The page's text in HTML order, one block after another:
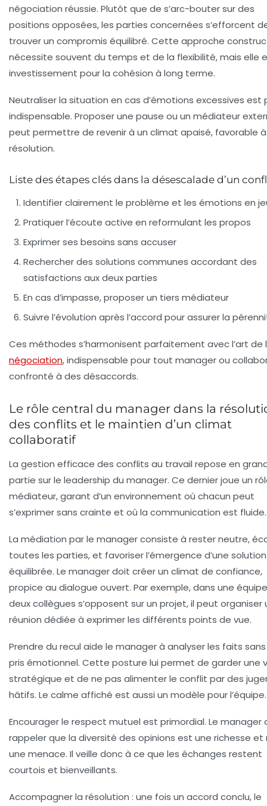
négociation réussie. Plutôt que de s’arc-bouter sur des
positions opposées, les parties concernées s’efforcent
trouver un compromis équilibré. Cette approche
nécessite souvent du temps et de la flexibilité, mais elle
investissement pour la cohésion à long terme.
Neutraliser la situation en cas d’émotions excessives est
indispensable. Proposer une pause ou un médiateur
peut permettre de revenir à un climat apaisé, favorable
résolution.
Liste des étapes clés dans la désescalade d’un
Identifier clairement le problème et les émotions en
Pratiquer l’écoute active en reformulant les propos
Exprimer ses besoins sans accuser
Rechercher des solutions communes accordant des
satisfactions aux deux parties
En cas d’impasse, proposer un tiers médiateur
Suivre l’évolution après l’accord pour assurer la
Ces méthodes s’harmonisent parfaitement avec l’art de
négociation, indispensable pour tout manager ou
confronté à des désaccords.
Le rôle central du manager dans la
des conflits et le maintien d’un climat
collaboratif
La gestion efficace des conflits au travail repose en
partie sur le leadership du manager. Ce dernier joue un
médiateur, garant d’un environnement où chacun peut
s’exprimer sans crainte et où la communication est fluide.
La médiation par le manager consiste à rester neutre,
toutes les parties, et favoriser l’émergence d’une solution
équilibrée. Le manager doit créer un climat de confiance,
propice au dialogue ouvert. Par exemple, dans une
deux collègues s’opposent sur un projet, il peut organiser
réunion dédiée à exprimer les différents points de vue.
Prendre du recul aide le manager à analyser les faits
pris émotionnel. Cette posture lui permet de garder une
stratégique et de ne pas alimenter le conflit par des
hâtifs. Le calme affiché est aussi un modèle pour l’équipe.
Encourager le respect mutuel est primordial. Le manager
rappeler que la diversité des opinions est une richesse et
une menace. Il veille donc à ce que les échanges restent
courtois et bienveillants.
Accompagner la résolution : une fois un accord conclu, le